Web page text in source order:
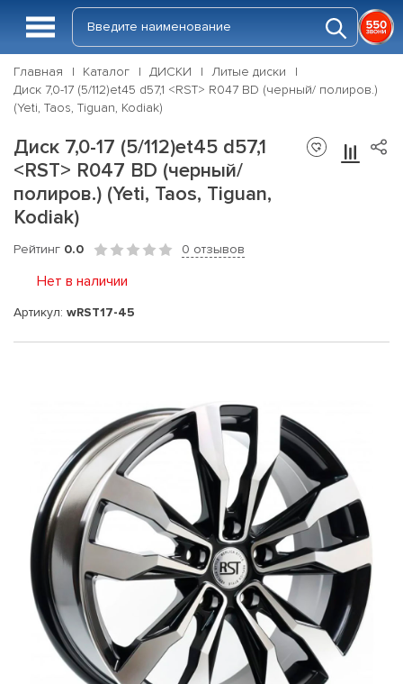
Главная Каталог ДИСКИ
Литые диски
Диск 7,0-17 (5/112)et45 d57,1 <RST> R047 BD (черный/ полиров.)
(Yeti, Taos, Tiguan, Kodiak)
Диск 7,0-17 (5/112)et45 d57,1
<RST> R047 BD (черный/
полиров.) (Yeti, Taos, Tiguan,
Kodiak)
Рейтинг 0.0 0 отзывов
Нет в наличии
Артикул: wRST17-45